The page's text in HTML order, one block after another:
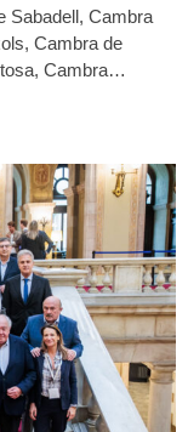
Sabadell, Cambra
Cambra de
Cambra…